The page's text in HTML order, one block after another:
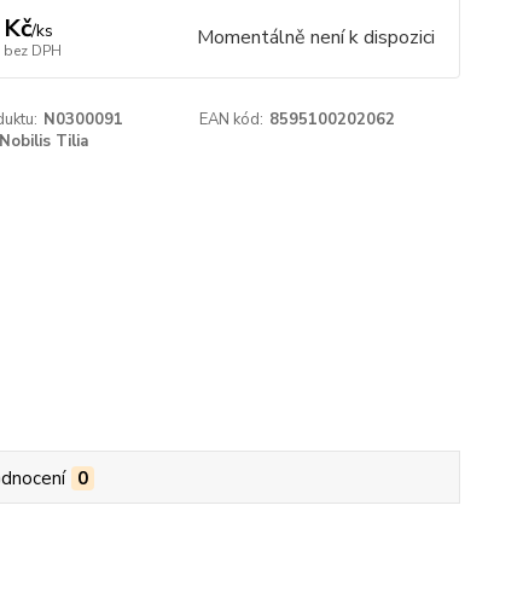
/ks
bez DPH Momentálně není k dispozici
N0300091 EAN kód: 8595100202062
Nobilis Tilia
0